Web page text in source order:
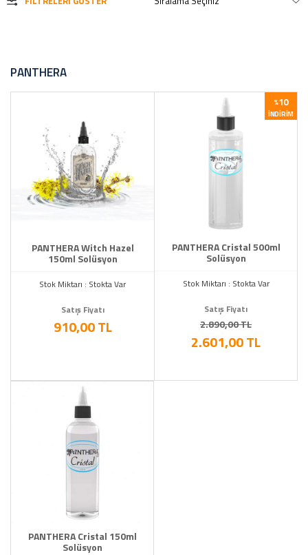
PANTHERA
PANTHERA Witch Hazel
150ml Solüsyon
Stok Miktarı : Stokta Var
Satış Fiyatı
910,00 TL
%10
İNDIRIM
PANTHERA Cristal 500ml
Solüsyon
Stok Miktarı : Stokta Var
Satış Fiyatı
2.890,00 TL
2.601,00 TL
PANTHERA Cristal 150ml
Solüsyon